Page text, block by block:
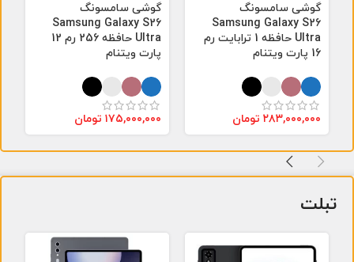
گوشی سامسونگ
Samsung Galaxy S26
Ultra حافظه 1 ترابایت رم
16 پارت ویتنام
۲۸۳,۰۰۰,۰۰۰ تومان
گوشی سامسونگ
Samsung Galaxy S26
Ultra حافظه 256 رم 12
پارت ویتنام
۱۷۵,۰۰۰,۰۰۰ تومان
تبلت